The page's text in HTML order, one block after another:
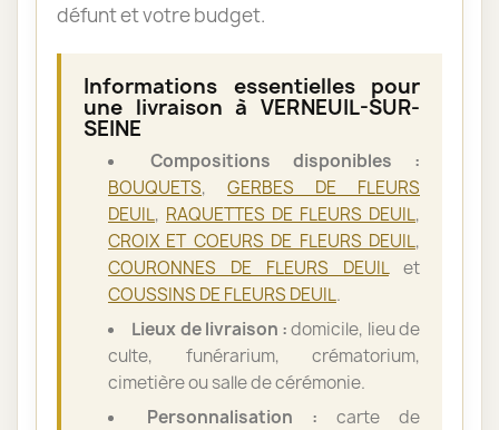
défunt et votre budget.
Informations essentielles pour
une livraison à VERNEUIL-SUR-
SEINE
Compositions disponibles :
BOUQUETS, GERBES DE FLEURS
DEUIL, RAQUETTES DE FLEURS DEUIL,
CROIX ET COEURS DE FLEURS DEUIL,
COURONNES DE FLEURS DEUILet
COUSSINS DE FLEURS DEUIL.
Lieux de livraison :domicile, lieu de
culte, funérarium, crématorium,
cimetière ou salle de cérémonie.
Personnalisation : carte de